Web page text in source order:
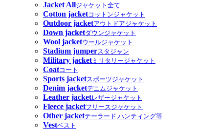
Jacket Allジャケット全て
Cotton jacketコットンジャケット
Outdoor jacketアウトドアジャケット
Down jacketダウンジャケット
Wool jacketウールジャケット
Stadium jumperスタジャン
Military jacketミリタリージャケット
Coatコート
Sports jacketスポーツジャケット
Denim jacketデニムジャケット
Leather jacketレザージャケット
Fleece jacketフリースジャケット
Other jacketテーラード,ハンティング等
Vestベスト